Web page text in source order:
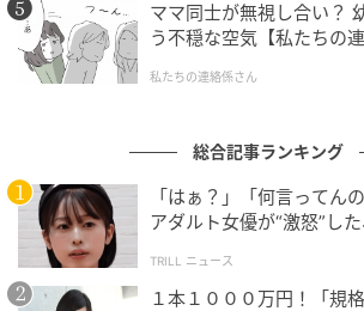
ママ同士が無視し合い？
う不穏な空気【私たちの連
私たちの連絡係さん
総合記事ランキング
「はぁ？」「何言ってん
アダルト女優が“激怒”し
TRILL ニュース
１本１０００万円！「規